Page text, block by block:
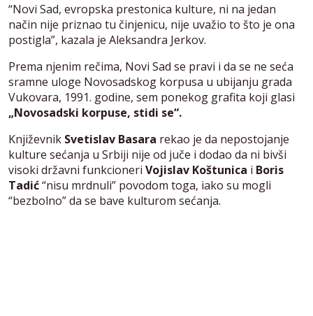
“Novi Sad, evropska prestonica kulture, ni na jedan
način nije priznao tu činjenicu, nije uvažio to što je ona
postigla”, kazala je Aleksandra Jerkov.
Prema njenim rečima, Novi Sad se pravi i da se ne seća
sramne uloge Novosadskog korpusa u ubijanju grada
Vukovara, 1991. godine, sem ponekog grafita koji glasi
„Novosadski korpuse, stidi se“.
Književnik Svetislav Basara rekao je da nepostojanje
kulture sećanja u Srbiji nije od juče i dodao da ni bivši
visoki državni funkcioneri Vojislav Koštunica i Boris
Tadić“nisu mrdnuli” povodom toga, iako su mogli
“bezbolno” da se bave kulturom sećanja.